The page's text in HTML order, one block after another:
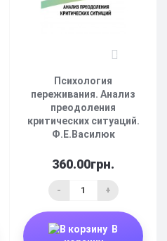
Психология
переживания. Анализ
преодоления
критических ситуаций.
Ф.Е.Василюк
360.00грн.
- +
В